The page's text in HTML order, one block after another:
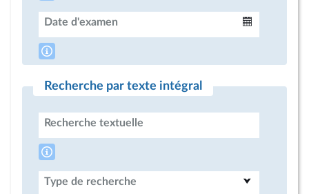
Date d'examen
Recherche par texte intégral
Recherche textuelle
Type de recherche